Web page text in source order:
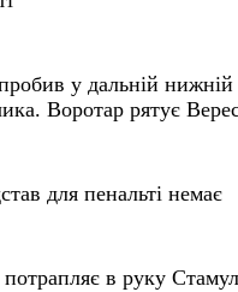
у дальній
Воротар рятує
для пенальті немає
в руку